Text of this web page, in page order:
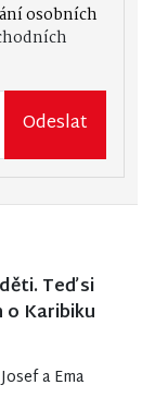
osobních
Odeslat
Teď si
o Karibiku
a Ema